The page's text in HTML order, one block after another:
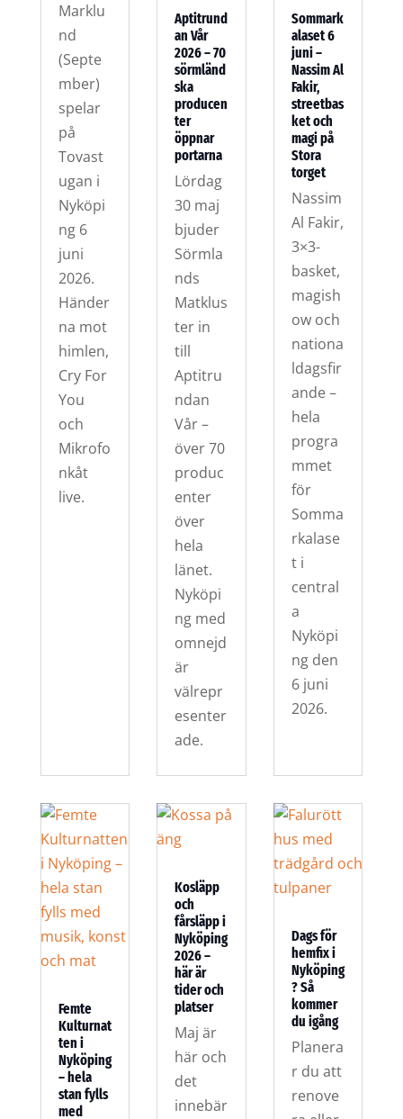
Marklu
nd
(Septe
mber)
spelar
på
Tovast
ugan i
Nyköpi
ng 6
juni
2026.
Händer
na mot
himlen,
Cry For
You
och
Mikrofo
nkåt
live.
Aptitrund
an Vår
2026 – 70
sörmländ
ska
producen
ter
öppnar
portarna
Lördag
30 maj
bjuder
Sörmla
nds
Matklus
ter in
till
Aptitru
ndan
Vår –
över 70
produc
enter
över
hela
länet.
Nyköpi
ng med
omnejd
är
välrepr
esenter
ade.
Sommark
alaset 6
juni –
Nassim Al
Fakir,
streetbas
ket och
magi på
Stora
torget
Nassim
Al Fakir,
3×3-
basket,
magish
ow och
nationa
ldagsfir
ande –
hela
progra
mmet
för
Somma
rkalase
t i
central
a
Nyköpi
ng den
6 juni
2026.
Femte
Kulturnat
ten i
Nyköping
– hela
stan fylls
med
Kosläpp
och
fårsläpp i
Nyköping
2026 –
här är
tider och
platser
Maj är
här och
det
innebär
Dags för
hemfix i
Nyköping
? Så
kommer
du igång
Planera
r du att
renove